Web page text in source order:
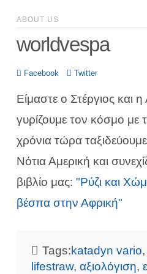
ABOUT US
worldvespa
Facebook Twitter
Είμαστε ο Στέργιος και
γυρίζουμε τον κόσμο με
χρόνια τώρα
Νότια Αμερική και
βιβλίο μας: "Ρύζι και
βέσπα στην Αφρική"
Tags:katadyn vario,
lifestraw, αξιολόγιση,